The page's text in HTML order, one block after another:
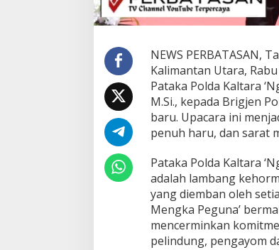
k
a
e
g
u
n
a
’
a
d
a
i
o
n
g
NEWS PERBATASAN,
Kalimantan Utara,
Pataka Polda Kaltara
M.Si., kepada Brigjen
baru. Upacara ini
penuh haru, dan sarat
Pataka Polda Kaltara
adalah lambang
yang diemban oleh
Mengka Peguna’
mencerminkan
pelindung, pengayom